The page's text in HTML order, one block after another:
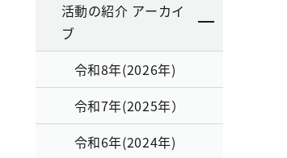
活動の紹介 アーカイ
ブ
令和8年(2026年)
令和7年(2025年）
令和6年(2024年)